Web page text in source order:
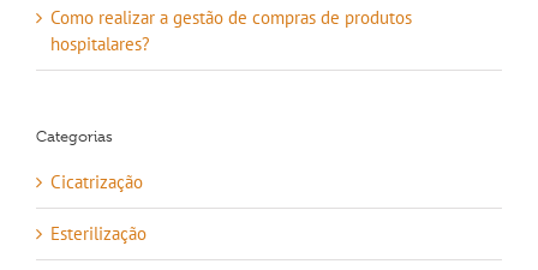
Como realizar a gestão de compras de produtos
hospitalares?
Categorias
Cicatrização
Esterilização